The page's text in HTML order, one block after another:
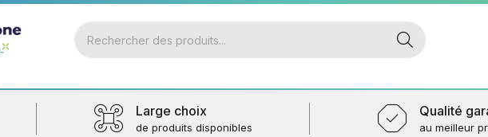
Large choix
de produits disponibles
Qualité
au meilleur